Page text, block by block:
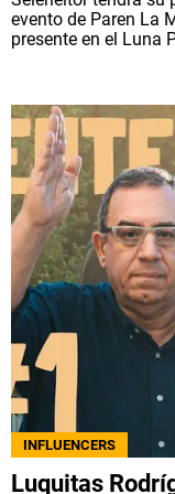
evento de Paren La
presente en el Luna
INFLUENCERS
Luquitas